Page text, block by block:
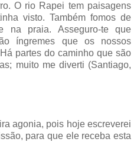
O rio Rapei tem paisagens
visto. Também fomos de
na praia. Asseguro-te que
íngremes que os nossos
partes do caminho que são
muito me diverti (Santiago,
agonia, pois hoje escreverei
para que ele receba esta